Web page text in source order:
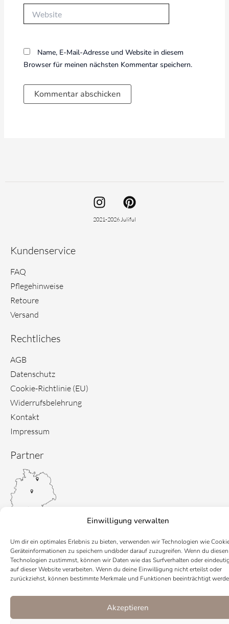
Einwilligung verwalten
Um dir ein optimales Erlebnis zu bieten, verwenden wir Technologien wie
Geräteinformationen zu speichern und/oder darauf zuzugreifen. Wenn du diesen
Technologien zustimmst, können wir Daten wie das Surfverhalten oder
auf dieser Website verarbeiten. Wenn du deine Einwilligung nicht erteilst oder
zurückziehst, können bestimmte Merkmale und Funktionen beeinträchtigt
Akzeptieren
Name, E-Mail-Adresse und Website in diesem
Browser für meinen nächsten Kommentar speichern.
I
n
s
P
i
n
2021-2026 Juliful
Kundenservice
FAQ
Pflegehinweise
Retoure
Versand
Rechtliches
AGB
Datenschutz
Cookie-Richtlinie (EU)
Widerrufsbelehrung
Kontakt
Impressum
Partner